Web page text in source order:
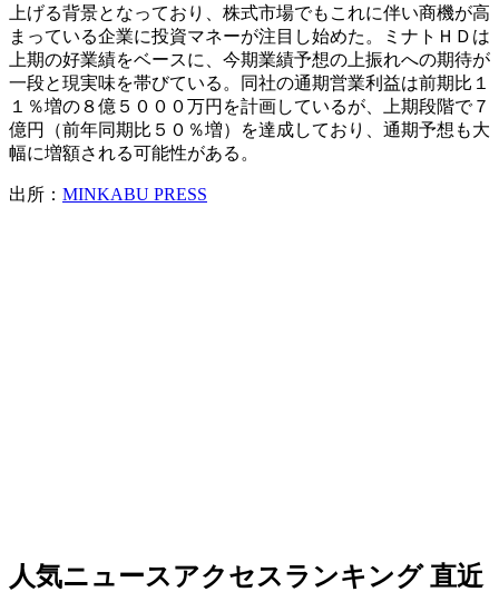
上げる背景となっており、株式市場でもこれに伴い商機が高
まっている企業に投資マネーが注目し始めた。ミナトＨＤは
上期の好業績をベースに、今期業績予想の上振れへの期待が
一段と現実味を帯びている。同社の通期営業利益は前期比１
１％増の８億５０００万円を計画しているが、上期段階で７
億円（前年同期比５０％増）を達成しており、通期予想も大
幅に増額される可能性がある。
出所： MINKABU PRESS
人気ニュースアクセスランキング 直近